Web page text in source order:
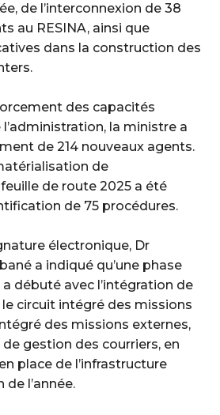
de l’interconnexion de 38
au RESINA, ainsi que
dans la construction des
des capacités
la ministre a
de 214 nouveaux agents.
de
feuille de route 2025 a été
de 75 procédures.
électronique, Dr
a indiqué qu’une phase
débuté avec l’intégration de
circuit intégré des missions
des missions externes,
gestion des courriers, en
place de l’infrastructure
de l’année.